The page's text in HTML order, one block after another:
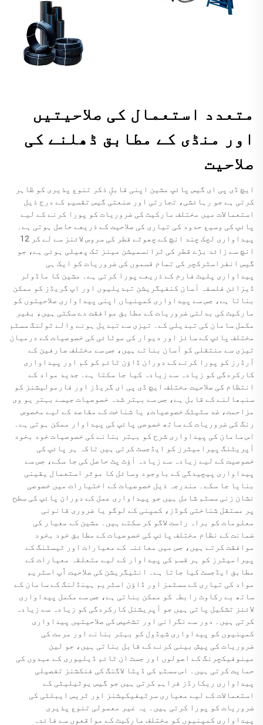
متعدد استعمال کی صلاحیتیں
اور منڈی کے مطابق ڈھلنے کی
صلاحیت
ایچ ڈی پی ای گیس پائپ مشین اپنی قابلِ ذکر تنوع پذیری کو ظاہر
کرتی ہے جو رہائشی، تجارتی اور صنعتی گیس تقسیم کے درج ذیل
استعمالات میں مختلف مارکیٹ کی ضروریات کو پورا کرنے کے لیے
پائپ کی وسیع حدود کی تیاری کی صلاحیت کے ذریعے حاصل ہوتی ہے۔
پیداواری لچک چند انچ کے چھوٹے قطر کی سروس لائنز سے لے کر 12
انچ سے زائد بڑے قطر کی ٹرانسمیشن مینز تک پھیلی ہوئی ہے، جو
گیس انفراسٹرکچر کی تمام قسموں کی ضروریات کو ایک ہی
پیداواری پلیٹ فارم کے ذریعے پورا کرتی ہے۔ مشین کا ماڈولر
ڈیزائن فلسفہ آسان کنفیگریشن تبدیلیوں اور اپ گریڈز کو ممکن
بناتا ہے، جس سے پیداواری کمپنیاں اپنی پیداواری صلاحیتوں کو
مارکیٹ کی بدلتی ضروریات کے مطابق موافقت دے سکتی ہیں، بغیر
مکمل سامان کی تبدیلی کے۔ تیزی سے تبدیل ہونے والے ٹولنگ سسٹم
مختلف پائپ کے سائز اور دیوار کی موٹائی کی خصوصیات کے درمیان
تیزی سے منتقلی کو آسان بناتے ہیں، جس سے مختلف صارفین کے
آرڈرز کو پورا کرنے کے دوران ڈاؤن ٹائم کو کم اور پیداواری
کارکردگی کو زیادہ سے زیادہ کیا جا سکتا ہے۔ جدید مواد کے
انتظام کی صلاحیت مختلف ایچ ڈی پی ای گریڈز اور فارمولیشنز کو
سنبھالنے کے قابل ہے، جس سے بہتر شدہ خصوصیات جیسے بہتر یو وی
مزاحمت، ضد سٹیٹک خصوصیات، یا شناخت کے مقاصد کے لیے مخصوص
رنگ کی ضروریات کے ساتھ خصوصی پائپ کی پیداوار ممکن ہوتی ہے۔
اس سامان کی پیداواری شرح کو بہتر بنانے کی خصوصیات خود بخود
آپریٹنگ پیرامیٹرز کو ایڈجسٹ کرتی ہیں تاکہ ہر پائپ کی
خصوصیت کے لیے زیادہ سے زیادہ آؤٹ پٹ حاصل کی جا سکے، جس سے
پیداواری پیچیدگی کے باوجود وسائل کا موثر استعمال یقینی
بنایا جا سکے۔ مندرجہ ذیل خصوصیات کے اختیارات میں خصوصی
نشان زنی سسٹم شامل ہیں جو پیداواری عمل کے دوران پائپ کی سطح
پر مستقل شناختی کوڈز، کمپنی کے لوگو یا ضروری قانونی
معلومات کو براہ راست لاگو کر سکتے ہیں۔ مشین کے معیار کی
ضمانت کے نظام مختلف پائپ کی خصوصیات کے مطابق خود بخود
موافقت کرتے ہیں، جس میں معائنہ کے معیارات اور ٹیسٹنگ کے
پیرامیٹرز کو ہر قسم کی پیداوار کے لیے متعلقہ معیارات کے
مطابق ایڈجسٹ کیا جاتا ہے۔ انٹیگریشن کی صلاحیت اُپ اسٹریم
مواد کی تیاری کے سسٹمز اور ڈاؤن اسٹریم ہینڈلنگ کے سامان کے
ساتھ بے رکاوٹ رابطہ کو ممکن بناتی ہے، جس سے مکمل پیداواری
لائنز تشکیل پاتی ہیں جو آپریشنل کارکردگی کو زیادہ سے زیادہ
کرتی ہیں۔ دور سے نگرانی اور تشخیص کی صلاحیتیں پیداواری
کمپنیوں کو پیداواری شیڈول کو بہتر بنانے اور مرمت کی
ضروریات کی پیش بینی کرنے کے قابل بناتی ہیں، جو لین
مینوفیکچرنگ کے اصولوں اور جسٹ ان ٹائم ڈیلیوری کے عہدوں کی
حمایت کرتی ہیں۔ اس سسٹم کی ڈیٹا لاگنگ کی فنکشنز تفصیلی
پیداواری ریکارڈز فراہم کرتی ہیں جو گیس یوٹیلیٹی کے
استعمالات کے لیے معیاری سرٹیفیکیشنز اور ٹریس ایبلٹی کی
ضروریات کو پورا کرتی ہیں۔ یہ غیر معمولی تنوع پذیری
پیداواری کمپنیوں کو مختلف مارکیٹ کے مواقعوں سے فائدہ